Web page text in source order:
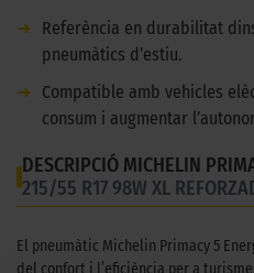
➜
Referència en durabilitat
pneumàtics d’estiu.
➜
Compatible amb vehicles
consum i augmentar
DESCRIPCIÓ MICHELIN
215/55 R17 98W XL
El pneumàtic Michelin Primacy 5
del confort i l’eficiència per a